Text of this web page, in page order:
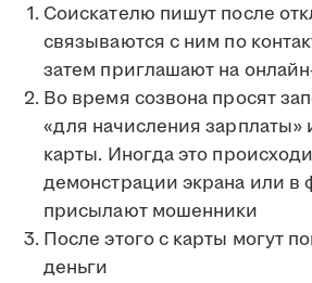
Соискателю пишут после
связываются с ним по
затем приглашают на
Во время созвона просят
«для начисления зарплаты»
карты. Иногда это
демонстрации экрана или в
присылают мошенники
После этого с карты могут
деньги